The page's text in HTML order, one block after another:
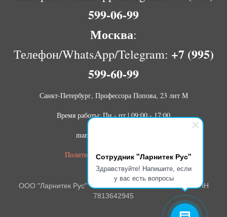
Сотрудник "Ларнитек Рус"
Здравствуйте! Напишите, если
у вас есть вопросы
599-06-99
Москва:
Телефон/WhatsApp/Telegram: +7 (995)
599-60-99
Санкт-Петербург, Профессора Попова, 23 лит М
Время работы: Пн - пт | 09:00 - 17:00
manager@larnitech-rus.ru
Политика конфиденциальности
ООО "Ларнитек Рус" ОГРН 1207800018700 ИНН
7813642945